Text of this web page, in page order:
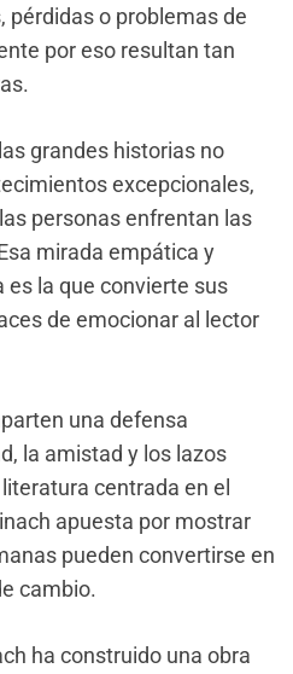
pérdidas o problemas de
por eso resultan tan
grandes historias no
excepcionales,
personas enfrentan las
mirada empática y
la que convierte sus
de emocionar al lector
una defensa
la amistad y los lazos
centrada en el
apuesta por mostrar
pueden convertirse en
cambio.
ha construido una obra